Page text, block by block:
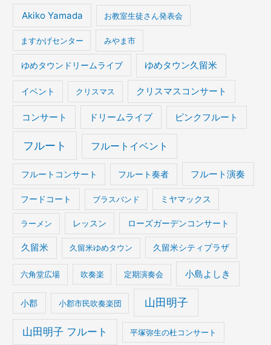
Akiko Yamada お教室生徒さん発表会
ますかげセンター みやま市
ゆめタウンドリームライブ ゆめタウン久留米
イベント クリスマス クリスマスコンサート
コンサート ドリームライブ ピンクフルート
フルート フルートイベント
フルートコンサート フルート奏者 フルート演奏
フードコート ブラスバンド ミヤマックス
ラーメン レッスン ローズガーデンコンサート
久留米 久留米ゆめタウン 久留米シティプラザ
六角堂広場 吹奏楽 定期演奏会 小島よしき
小郡 小郡市民吹奏楽団 山田明子
山田明子 フルート 平塚弥生の杜コンサート